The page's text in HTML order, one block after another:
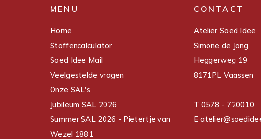
MENU
Home
Stoffencalculator
Soed Idee Mail
Veelgestelde vragen
Onze SAL's
Jubileum SAL 2026
Summer SAL 2026 - Pietertje van
Wezel 1881
CONTACT
Atelier Soed Idee
Simone de Jong
Heggerweg 19
8171PL Vaassen
T 0578 - 720010
E